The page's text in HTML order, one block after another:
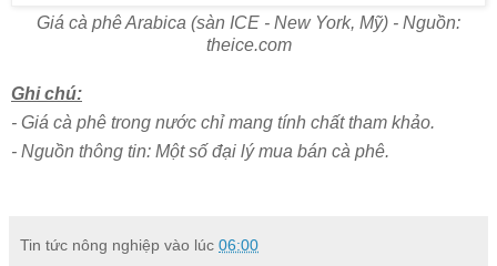
Giá cà phê Arabica (sàn ICE - New York, Mỹ) - Nguồn:
theice.com
Ghi chú:
- Giá cà phê trong nước chỉ mang tính chất tham khảo.
- Nguồn thông tin: Một số đại lý mua bán cà phê.
Tin tức nông nghiệp vào lúc 06:00